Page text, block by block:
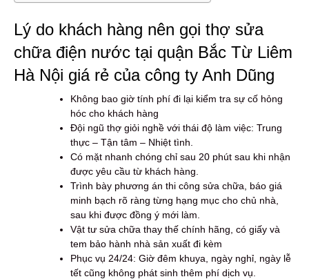
Lý do khách hàng nên gọi thợ sửa
chữa điện nước tại quận Bắc Từ Liêm
Hà Nội giá rẻ của công ty Anh Dũng
Không bao giờ tính phí đi lại kiểm tra sự cố hỏng
hóc cho khách hàng
Đội ngũ thợ giỏi nghề với thái độ làm việc: Trung
thực – Tận tâm – Nhiệt tình.
Có mặt nhanh chóng chỉ sau 20 phút sau khi nhận
được yêu cầu từ khách hàng.
Trình bày phương án thi công sửa chữa, báo giá
minh bạch rõ ràng từng hạng mục cho chủ nhà,
sau khi được đồng ý mới làm.
Vật tư sửa chữa thay thế chính hãng, có giấy và
tem bảo hành nhà sản xuất đi kèm
Phục vụ 24/24: Giờ đêm khuya, ngày nghỉ, ngày lễ
tết cũng không phát sinh thêm phí dịch vụ.